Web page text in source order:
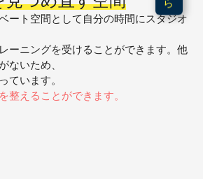
ート空間として自分の時間にスタジオ
ーニングを受けることができます。他
ないため、
ています。
整えることができます。